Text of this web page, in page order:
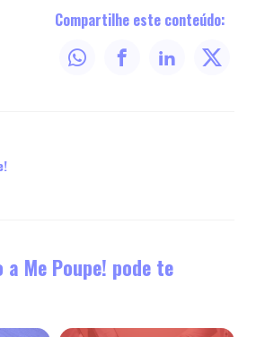
Compartilhe este conteúdo:
Me Poupe! pode te